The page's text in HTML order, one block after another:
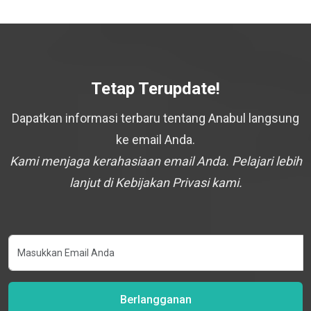
Tetap Terupdate!
Dapatkan informasi terbaru tentang Anabul langsung
ke email Anda.
Kami menjaga kerahasiaan email Anda. Pelajari lebih
lanjut di Kebijakan Privasi kami.
Berlangganan